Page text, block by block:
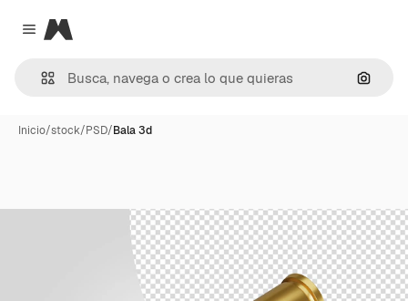
Close menu
Magnific
Inicio/stock/PSD/Bala 3d